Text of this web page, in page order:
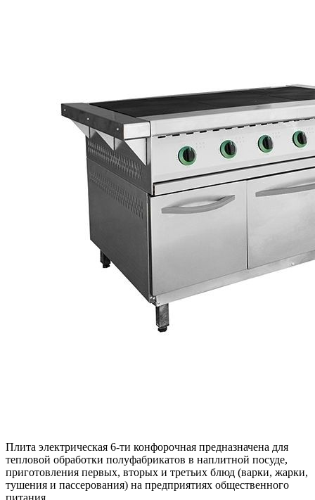
Плита электрическая 6-ти конфорочная предназначена для
тепловой обработки полуфабрикатов в наплитной посуде,
приготовления первых, вторых и третьих блюд (варки, жарки,
тушения и пассерования) на предприятиях общественного
питания.